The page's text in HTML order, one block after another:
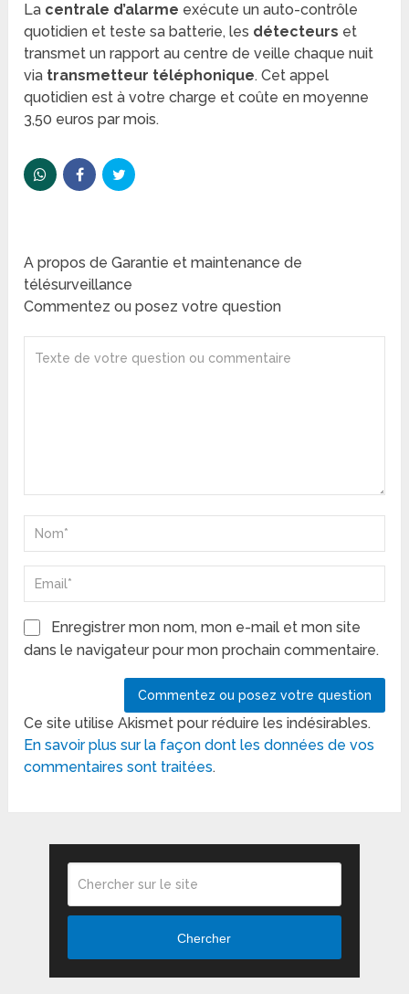
La centrale d’alarme exécute un auto-contrôle
quotidien et teste sa batterie, les détecteurs et
transmet un rapport au centre de veille chaque nuit
via transmetteur téléphonique. Cet appel
quotidien est à votre charge et coûte en moyenne
3,50 euros par mois.
A propos de Garantie et maintenance de
télésurveillance
Commentez ou posez votre question
Enregistrer mon nom, mon e-mail et mon site
dans le navigateur pour mon prochain commentaire.
Ce site utilise Akismet pour réduire les indésirables.
En savoir plus sur la façon dont les données de vos
commentaires sont traitées.
Chercher